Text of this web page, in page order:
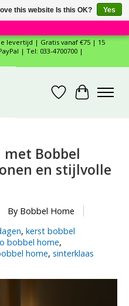
×
levertijd | Gratis vanaf €75 | 15
| Tel: 033-4700700 |
WishlistCart
met Bobbel
en stijlvolle
By Bobbel Home
, kerst bobbel
bobbel home,
home, sinterklaas
this website Is this OK?
Yes